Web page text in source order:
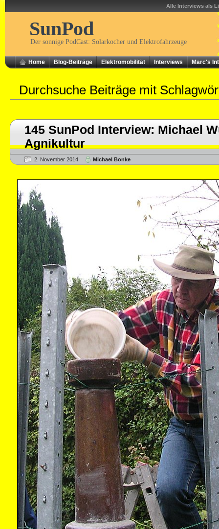
Alle Interviews als
SunPod
Der sonnige PodCast: Solarkocher und Elektrofahrzeuge
Home Blog-Beiträge Elektromobilität Interviews Marc's
Durchsuche Beiträge mit
145 SunPod Interview: Michael
Agnikultur
2. November 2014 Michael Bonke